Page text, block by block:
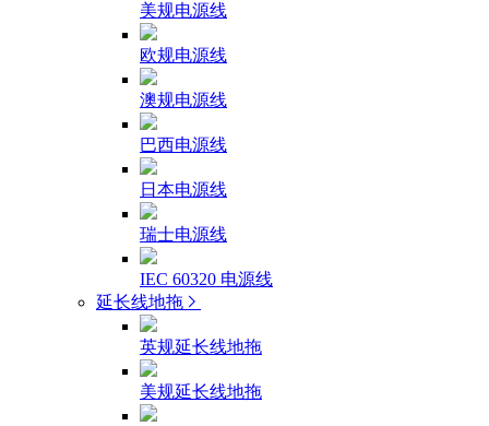
美规电源线
欧规电源线
澳规电源线
巴西电源线
日本电源线
瑞士电源线
IEC 60320 电源线
延长线地拖
英规延长线地拖
美规延长线地拖